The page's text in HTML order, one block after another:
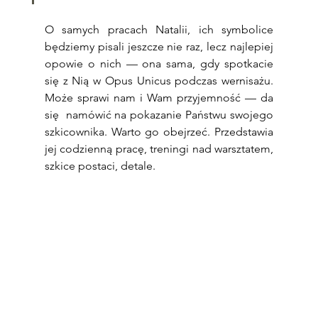
O samych pracach Natalii, ich symbolice
będziemy pisali jeszcze nie raz, lecz najlepiej
opowie o nich — ona sama, gdy spotkacie
się z Nią w Opus Unicus podczas wernisażu.
Może sprawi nam i Wam przyjemność — da
się  namówić na pokazanie Państwu swojego
szkicownika. Warto go obejrzeć. Przedstawia
jej codzienną pracę, treningi nad warsztatem,
szkice postaci, detale.